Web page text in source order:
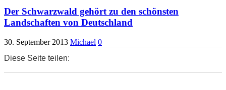
Der Schwarzwald gehört zu den schönsten
Landschaften von Deutschland
30. September 2013 Michael 0
Diese Seite teilen: